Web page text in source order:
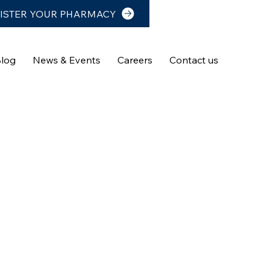
News & Events Careers Contact us
YOUR PHARMACY